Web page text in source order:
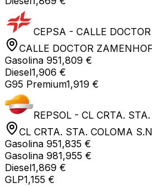
CEPSA - CALLE
CALLE DOCTOR
Gasolina 951,809 €
Diesel1,906 €
G95 Premium1,919 €
REPSOL - CL CRTA.
CL CRTA. STA. COLOMA
Gasolina 951,835 €
Gasolina 981,955 €
Diesel1,869 €
GLP1,155 €